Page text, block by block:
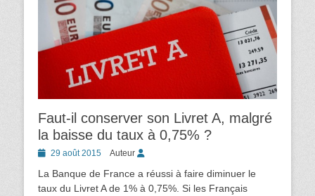
Faut-il conserver son Livret A, malgré
la baisse du taux à 0,75% ?
Posted29 août 2015 Auteur
La Banque de France a réussi à faire diminuer le
taux du Livret A de 1% à 0,75%. Si les Français